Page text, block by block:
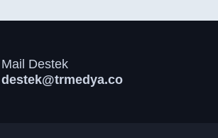
Mail Destek
destek@trmedya.co